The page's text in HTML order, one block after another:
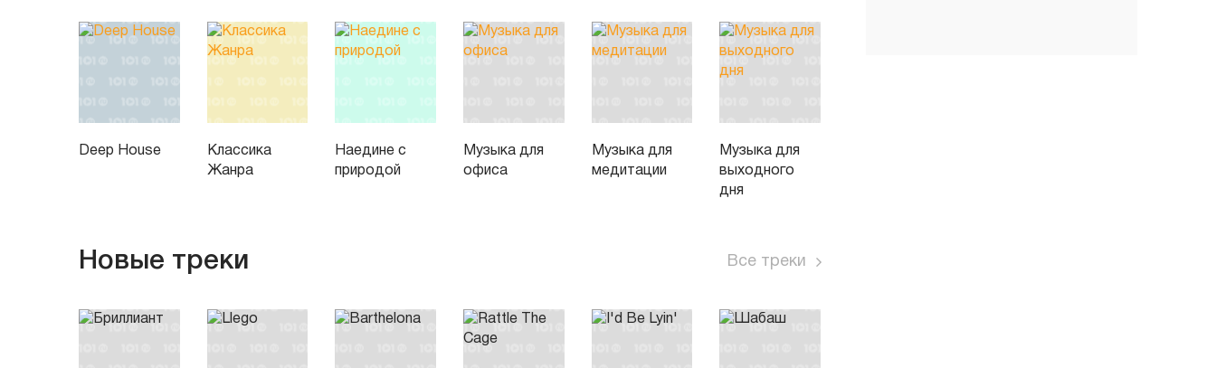
Deep House
Классика
Жанра
Наедине с
природой
Музыка для
офиса
Музыка для
медитации
Музыка для
выходного
дня
Новые треки Все треки